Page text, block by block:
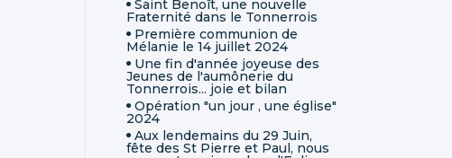
Saint Benoît, une nouvelle
Fraternité dans le Tonnerrois
Première communion de
Mélanie le 14 juillet 2024
Une fin d'année joyeuse des
Jeunes de l'aumônerie du
Tonnerrois... joie et bilan
Opération "un jour , une église"
2024
Aux lendemains du 29 Juin,
fête des St Pierre et Paul, nous